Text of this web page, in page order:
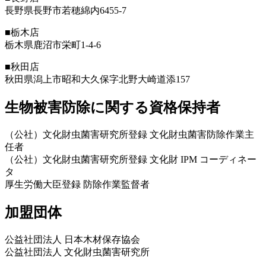
長野県長野市若穂綿内6455-7
■栃木店
栃木県鹿沼市栄町1-4-6
■秋田店
秋田県潟上市昭和大久保字北野大崎道添157
生物被害防除に関する資格保持者
（公社）文化財虫菌害研究所登録 文化財虫菌害防除作業主
任者
（公社）文化財虫菌害研究所登録 文化財 IPM コーディネー
タ
厚生労働大臣登録 防除作業監督者
加盟団体
公益社団法人 日本木材保存協会
公益社団法人 文化財虫菌害研究所